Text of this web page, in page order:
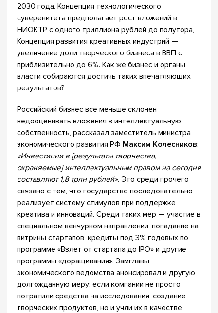
2030 года. Концепция технологического
суверенитета предполагает рост вложений в
НИОКТР с одного триллиона рублей до полутора,
Концепция развития креативных индустрий —
увеличение доли творческого бизнеса в ВВП с
приблизительно до 6%. Как же бизнес и органы
власти собираются достичь таких впечатляющих
результатов?
Российский бизнес все меньше склонен
недооценивать вложения в интеллектуальную
собственность, рассказал заместитель министра
экономического развития РФ Максим Колесников:
«Инвестиции в [результаты творчества,
охраняемые] интеллектуальным правом на сегодня
составляют 1,8 трлн рублей». Это среди прочего
связано с тем, что государство последовательно
реализует систему стимулов при поддержке
креатива и инноваций. Среди таких мер — участие в
специальном венчурном направлении, попадание на
витрины стартапов, кредиты под 3% годовых по
программе «Взлет от стартапа до IPO» и другие
программы «доращивания». Замглавы
экономического ведомства анонсировал и другую
долгожданную меру: если компании не просто
потратили средства на исследования, создание
творческих продуктов, но и учли их в качестве